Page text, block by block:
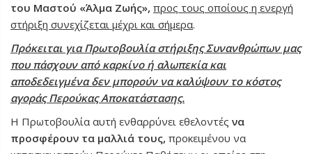
του Μαστού «Άλμα Ζωής», προς τους οποίους η ενεργή
στήριξη συνεχίζεται μέχρι και σήμερα.
Πρόκειται για Πρωτοβουλία στήριξης Συνανθρώπων μας
που πάσχουν από καρκίνο ή αλωπεκία και
αποδεδειγμένα δεν μπορούν να καλύψουν το κόστος
αγοράς Περούκας Αποκατάστασης.
Η Πρωτοβουλία αυτή ενθαρρύνει εθελοντές να
προσφέρουν τα μαλλιά τους, προκειμένου να